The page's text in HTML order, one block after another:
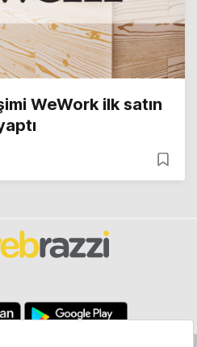
WeWork ilk satın